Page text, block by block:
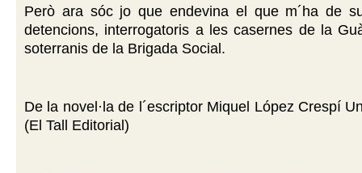
Però ara sóc jo que endevina el que m´ha de
detencions, interrogatoris a les casernes de la
soterranis de la Brigada Social.
De la novel·la de l´escriptor Miquel López Crespí
(El Tall Editorial)